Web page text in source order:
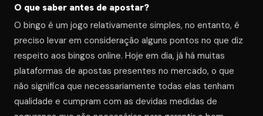
O que saber antes de apostar?
O bingo é um jogo relativamente simples, no entanto, é
preciso levar em consideração alguns pontos no que diz
respeito aos bingos online. Hoje em dia, já há muitas
plataformas de apostas presentes no mercado, o que
não significa que necessariamente todas elas tenham
qualidade e cumpram com as devidas medidas de